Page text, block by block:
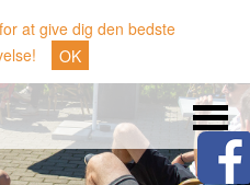
at give dig den bedste
OK